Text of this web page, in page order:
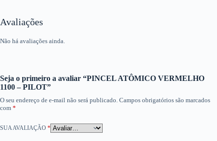
Avaliações
Não há avaliações ainda.
Seja o primeiro a avaliar “PINCEL ATÔMICO VERMELHO
1100 – PILOT”
O seu endereço de e-mail não será publicado. Campos obrigatórios são marcados
com *
SUA AVALIAÇÃO *